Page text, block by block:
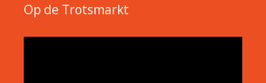
Op de Trotsmarkt